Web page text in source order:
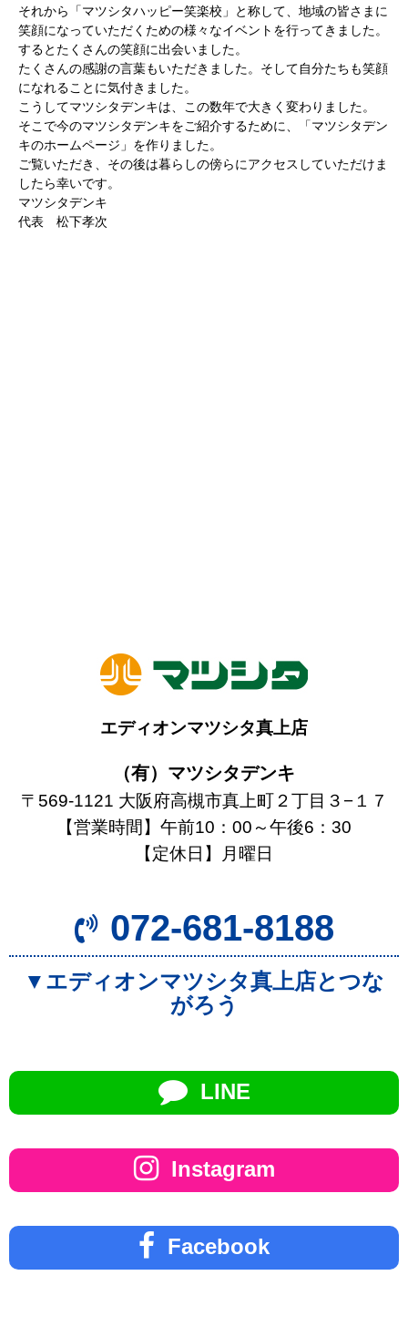
それから「マツシタハッピー笑楽校」と称して、地域の皆さまに
笑顔になっていただくための様々なイベントを行ってきました。
するとたくさんの笑顔に出会いました。
たくさんの感謝の言葉もいただきました。そして自分たちも笑顔
になれることに気付きました。
こうしてマツシタデンキは、この数年で大きく変わりました。
そこで今のマツシタデンキをご紹介するために、「マツシタデン
キのホームページ」を作りました。
ご覧いただき、その後は暮らしの傍らにアクセスしていただけま
したら幸いです。
マツシタデンキ
代表 松下孝次
エディオンマツシタ真上店
（有）マツシタデンキ
〒569-1121 大阪府高槻市真上町２丁目３−１７
【営業時間】午前10：00～午後6：30
【定休日】月曜日
072-681-8188
▼エディオンマツシタ真上店とつな
がろう
LINE
Instagram
Facebook